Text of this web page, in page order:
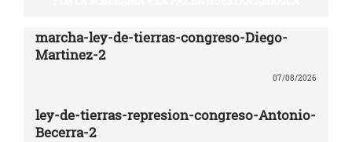
marcha-ley-de-tierras-congreso-Diego-
Martinez-2
07/08/2026
ley-de-tierras-represion-congreso-Antonio-
Becerra-2